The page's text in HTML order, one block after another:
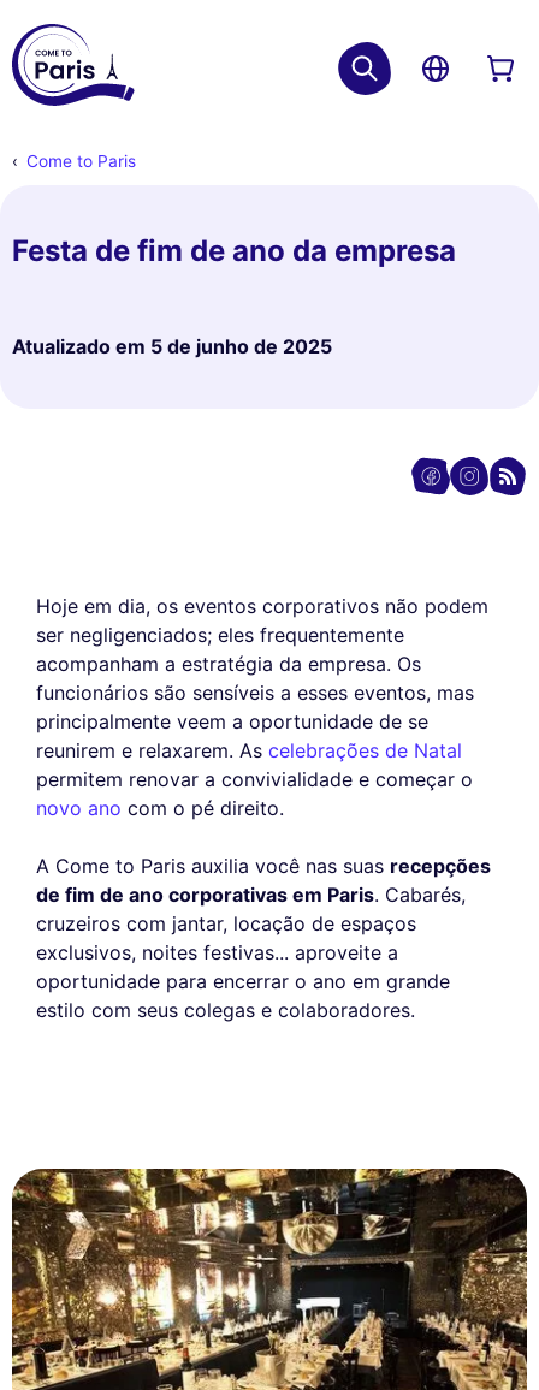
Come to Paris
Festa de fim de ano da empresa
Atualizado em 5 de junho de 2025
Hoje em dia, os eventos corporativos não podem
ser negligenciados; eles frequentemente
acompanham a estratégia da empresa. Os
funcionários são sensíveis a esses eventos, mas
principalmente veem a oportunidade de se
reunirem e relaxarem. As celebrações de Natal
permitem renovar a convivialidade e começar o
novo ano com o pé direito.
A Come to Paris auxilia você nas suas recepções
de fim de ano corporativas em Paris. Cabarés,
cruzeiros com jantar, locação de espaços
exclusivos, noites festivas... aproveite a
oportunidade para encerrar o ano em grande
estilo com seus colegas e colaboradores.